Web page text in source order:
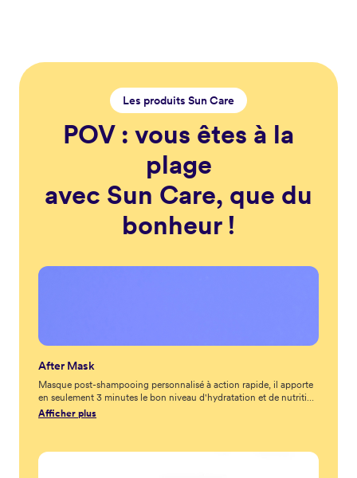
Les produits Sun Care
POV : vous êtes à la
plage
avec Sun Care, que du
bonheur !
After Mask
Masque post-shampooing personnalisé à action rapide, il apporte
en seulement 3 minutes le bon niveau d'hydratation et de nutrition
après de longues et chaudes journées au bord de la mer, à la
Afficher plus